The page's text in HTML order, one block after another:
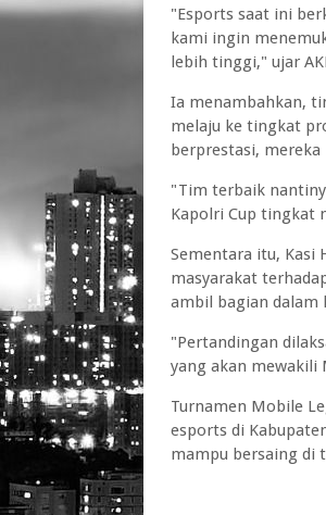
"Esports saat ini
kami ingin
lebih tinggi," ujar
Ia menambahkan,
melaju ke tingkat
berprestasi,
"Tim terbaik
Kapolri Cup tingkat
Sementara itu, Kasi
masyarakat
ambil bagian dalam
"Pertandingan
yang akan mewakili
Turnamen Mobile
esports di
mampu bersaing di